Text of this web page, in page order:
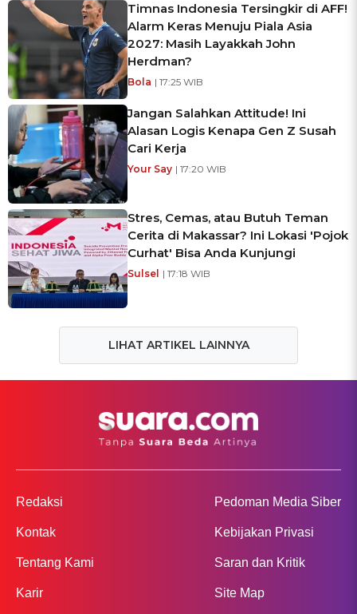
Timnas Indonesia Tersingkir di AFF!
Alarm Keras Menuju Piala Asia
2027: Masih Layakkah John
Herdman?
Bola | 17:25 WIB
Jangan Salahkan Attitude! Ini
Alasan Logis Kenapa Gen Z Susah
Cari Kerja
Your Say | 17:20 WIB
Stres, Cemas, atau Butuh Teman
Cerita di Makassar? Ini Lokasi 'Pojok
Curhat' Bisa Anda Kunjungi
Sulsel | 17:18 WIB
LIHAT ARTIKEL LAINNYA
Redaksi
Kontak
Tentang Kami
Karir
Pedoman Media Siber
Kebijakan Privasi
Saran dan Kritik
Site Map